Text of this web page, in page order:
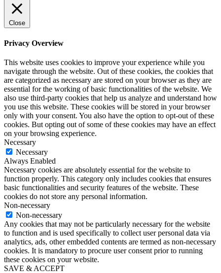
Close
Privacy Overview
This website uses cookies to improve your experience while you
navigate through the website. Out of these cookies, the cookies that
are categorized as necessary are stored on your browser as they are
essential for the working of basic functionalities of the website. We
also use third-party cookies that help us analyze and understand how
you use this website. These cookies will be stored in your browser
only with your consent. You also have the option to opt-out of these
cookies. But opting out of some of these cookies may have an effect
on your browsing experience.
Necessary
Necessary
Always Enabled
Necessary cookies are absolutely essential for the website to
function properly. This category only includes cookies that ensures
basic functionalities and security features of the website. These
cookies do not store any personal information.
Non-necessary
Non-necessary
Any cookies that may not be particularly necessary for the website
to function and is used specifically to collect user personal data via
analytics, ads, other embedded contents are termed as non-necessary
cookies. It is mandatory to procure user consent prior to running
these cookies on your website.
SAVE & ACCEPT